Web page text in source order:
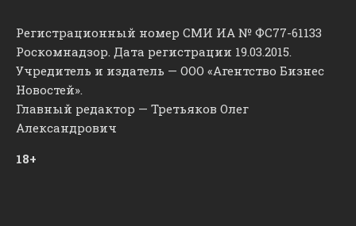
Регистрационный номер СМИ ИА № ФС77-61133
Роскомнадзор. Дата регистрации 19.03.2015.
Учредитель и издатель — ООО «Агентство Бизнес
Новостей».
Главный редактор — Третьяков Олег
Александрович
18+